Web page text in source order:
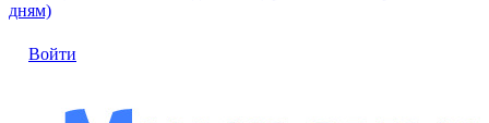
дням)
Войти